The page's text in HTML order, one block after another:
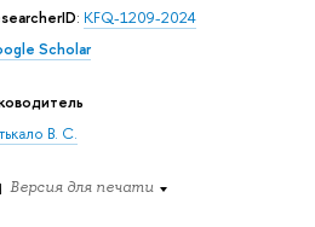
: KFQ-1209-2024
Scholar
В. С.
Версия для печати